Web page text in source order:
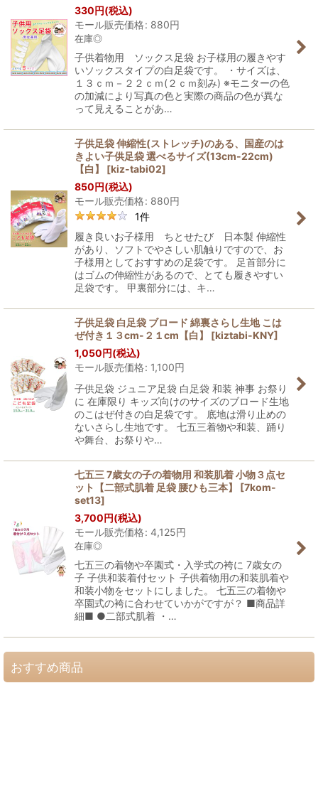
330円(税込)
モール販売価格: 880円
在庫◎
子供着物用 ソックス足袋 お子様用の履きやす
いソックスタイプの白足袋です。 ・サイズは、
１３ｃｍ－２２ｃｍ(２ｃｍ刻み) ※モニターの色
の加減により写真の色と実際の商品の色が異な
って見えることがあ…
子供足袋 伸縮性(ストレッチ)のある、国産のは
きよい子供足袋 選べるサイズ(13cm-22cm)
【白】
[kiz-tabi02]
850円(税込)
モール販売価格: 880円
1件
履き良いお子様用 ちとせたび 日本製 伸縮性
があり、ソフトでやさしい肌触りですので、お
子様用としておすすめの足袋です。 足首部分に
はゴムの伸縮性があるので、とても履きやすい
足袋です。 甲裏部分には、キ…
子供足袋 白足袋 ブロード 綿裏さらし生地 こは
ぜ付き１３cm-２１cm【白】
[kiztabi-KNY]
1,050円(税込)
モール販売価格: 1,100円
子供足袋 ジュニア足袋 白足袋 和装 神事 お祭り
に 在庫限り キッズ向けのサイズのブロード生地
のこはぜ付きの白足袋です。 底地は滑り止めの
ないさらし生地です。 七五三着物や和装、踊り
や舞台、お祭りや…
七五三 7歳女の子の着物用 和装肌着 小物３点セ
ット【二部式肌着 足袋 腰ひも三本】
[7kom-
set13]
3,700円(税込)
モール販売価格: 4,125円
在庫◎
七五三の着物や卒園式・入学式の袴に 7歳女の
子 子供和装着付セット 子供着物用の和装肌着や
和装小物をセットにしました。 七五三の着物や
卒園式の袴に合わせていかがですが？ ■商品詳
細■ ●二部式肌着 ・…
おすすめ商品